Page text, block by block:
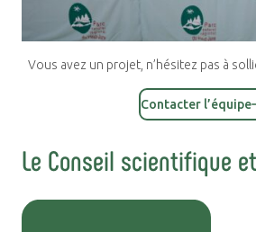
Vous avez un projet, n’hésitez pas à
Contacter l’équipe
Le Conseil scientifique